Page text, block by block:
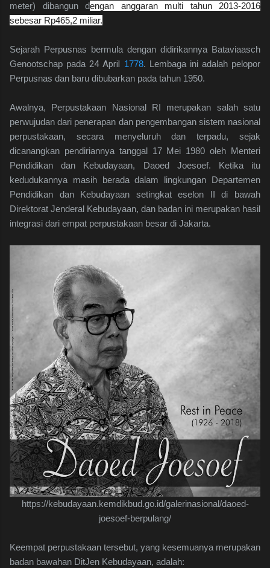
meter) dibangun dengan anggaran multi tahun 2013-2016
sebesar Rp465,2 miliar.
Sejarah Perpusnas bermula dengan didirikannya Bataviaasch
Genootschap pada 24 April 1778. Lembaga ini adalah pelopor
Perpusnas dan baru dibubarkan pada tahun 1950.
Awalnya, Perpustakaan Nasional RI merupakan salah satu
perwujudan dari penerapan dan pengembangan sistem nasional
perpustakaan, secara menyeluruh dan terpadu, sejak
dicanangkan pendiriannya tanggal 17 Mei 1980 oleh Menteri
Pendidikan dan Kebudayaan, Daoed Joesoef. Ketika itu
kedudukannya masih berada dalam lingkungan Departemen
Pendidikan dan Kebudayaan setingkat eselon II di bawah
Direktorat Jenderal Kebudayaan, dan badan ini merupakan hasil
integrasi dari empat perpustakaan besar di Jakarta.
https://kebudayaan.kemdikbud.go.id/galerinasional/daoed-
joesoef-berpulang/
Keempat perpustakaan tersebut, yang kesemuanya merupakan
badan bawahan DitJen Kebudayaan, adalah: